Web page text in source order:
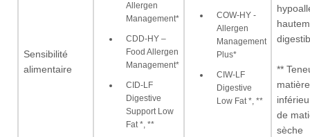
Sensibilité
alimentaire
Allergen
Management*
CDD-HY –
Food Allergen
Management*
CID-LF
Digestive
Support Low
Fat *, **
COW-HY -
Allergen
Management
Plus*
CIW-LF
Digestive
Low Fat *, **
**
de
sèche